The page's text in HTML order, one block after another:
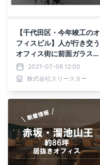
【千代田区・今年竣工のオ
フィスビル】人が行き交う
オフィス街に前面ガラス張
りのおしゃれな区画が登
場！圧倒的眺望はこちらか
ら→
2021-07-06 12:00
株式会社スリースター